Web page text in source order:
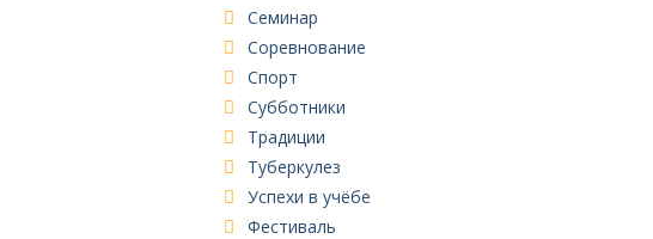
Семинар
Соревнование
Спорт
Субботники
Традиции
Туберкулез
Успехи в учёбе
Фестиваль